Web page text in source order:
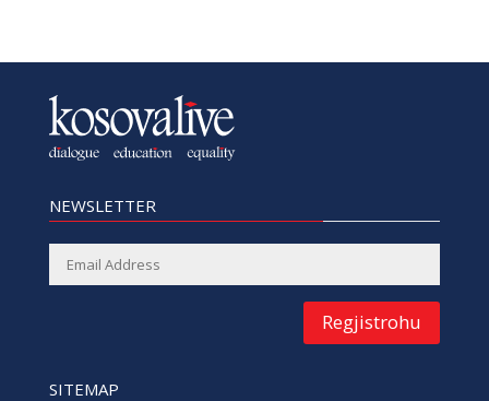
NEWSLETTER
Regjistrohu
SITEMAP